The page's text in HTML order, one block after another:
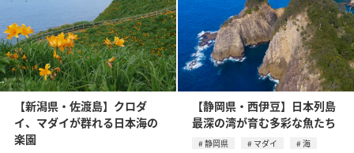
【新潟県・佐渡島】クロダ
イ、マダイが群れる日本海の
楽園
【静岡県・西伊豆】日本列島
最深の湾が育む多彩な魚たち
静岡県 マダイ
海